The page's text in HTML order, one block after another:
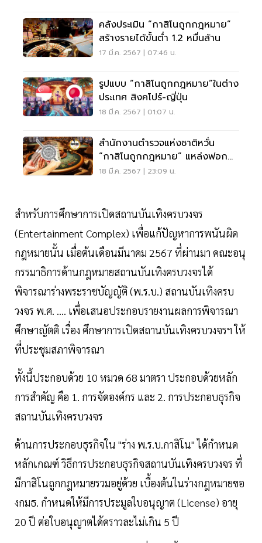
คลังประเมิน “กาสิโนถูกกฎหมาย”
สร้างรายได้ขั้นต่ำ 1.2 หมื่นล้าน
17 มี.ค. 2567 | 07:46 น.
รูปแบบ “กาสิโนถูกกฎหมาย”ในต่าง
ประเทศ สิงคโปร์-ญี่ปุ่น
18 มี.ค. 2567 | 01:07 น.
สำนักงานตำรวจแห่งชาติหวั่น
“กาสิโนถูกกฎหมาย” แหล่งฟอก
เงินธุรกิจสีเทา
18 มี.ค. 2567 | 23:09 น.
สำหรับการศึกษาการเปิดสถานบันเทิงครบวงจร
(Entertainment Complex) เพื่อแก้ปัญหาการพนันผิด
กฎหมายนั้น เมื่อต้นเดือนมีนาคม 2567 ที่ผ่านมา คณะอนุ
กรรมาธิการด้านกฎหมายสถานบันเทิงครบวงจรได้
พิจารณาร่างพระราชบัญญัติ (พ.ร.บ.) สถานบันเทิงครบ
วงจร พ.ศ. .... เพื่อเสนอประกอบรายงานผลการพิจารณา
ศึกษาญัตติ เรื่อง ศึกษาการเปิดสถานบันเทิงครบวงจรฯ ให้
ที่ประชุมสภาพิจารณา
ทั้งนี้ประกอบด้วย 10 หมวด 68 มาตรา ประกอบด้วยหลัก
การสำคัญ คือ 1. การจัดองค์กร และ 2. การประกอบธุรกิจ
สถานบันเทิงครบวงจร
ด้านการประกอบธุรกิจใน "ร่าง พ.ร.บ.กาสิโน" ได้กำหนด
หลักเกณฑ์ วิธีการประกอบธุรกิจสถานบันเทิงครบวงจร ที่
มีกาสิโนถูกกฎหมายรวมอยู่ด้วย เบื้องต้นในร่างกฎหมายขอ
งกมธ. กำหนดให้มีการประมูลใบอนุญาต (License) อายุ
20 ปี ต่อใบอนุญาตได้คราวละไม่เกิน 5 ปี